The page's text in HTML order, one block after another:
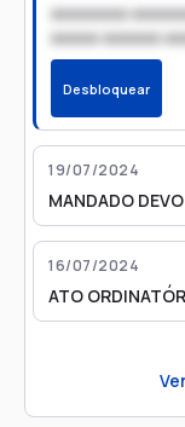
xxxxxxxx
xxxxx xxxxxx
Desbloquear
19/07/2024
MANDADO
16/07/2024
ATO